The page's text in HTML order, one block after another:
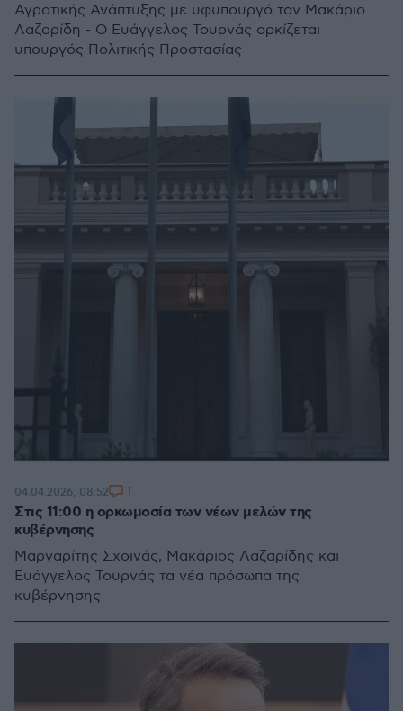
Αγροτικής Ανάπτυξης με υφυπουργό τον Μακάριο
Λαζαρίδη - Ο Ευάγγελος Τουρνάς ορκίζεται
υπουργός Πολιτικής Προστασίας
Στις 11:00 η ορκωμοσία των νέων μελών της
κυβέρνησης
Μαργαρίτης Σχοινάς, Μακάριος Λαζαρίδης και
Ευάγγελος Τουρνάς τα νέα πρόσωπα της
κυβέρνησης
04.04.2026, 08:52 1